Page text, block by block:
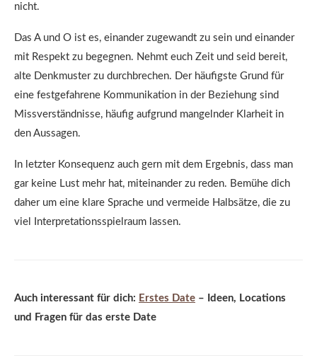
nicht.
Das A und O ist es, einander zugewandt zu sein und einander
mit Respekt zu begegnen. Nehmt euch Zeit und seid bereit,
alte Denkmuster zu durchbrechen. Der häufigste Grund für
eine festgefahrene Kommunikation in der Beziehung sind
Missverständnisse, häufig aufgrund mangelnder Klarheit in
den Aussagen.
In letzter Konsequenz auch gern mit dem Ergebnis, dass man
gar keine Lust mehr hat, miteinander zu reden. Bemühe dich
daher um eine klare Sprache und vermeide Halbsätze, die zu
viel Interpretationsspielraum lassen.
Auch interessant für dich: Erstes Date – Ideen, Locations
und Fragen für das erste Date